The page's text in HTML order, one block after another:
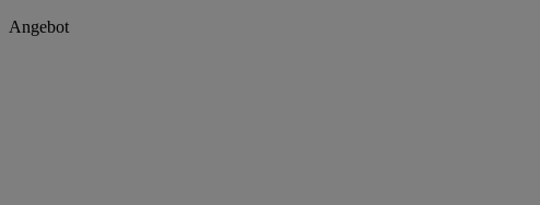
Angebot